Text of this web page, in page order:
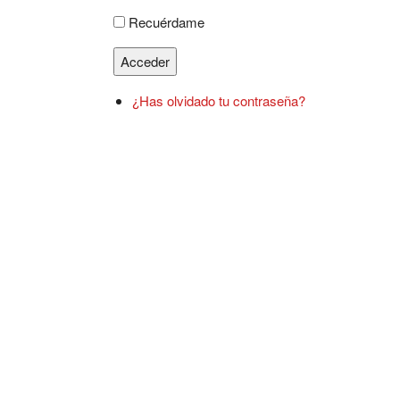
Recuérdame
Acceder
¿Has olvidado tu contraseña?